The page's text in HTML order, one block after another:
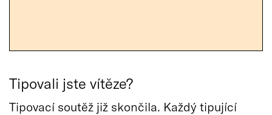
Tipovali jste vítěze?
Tipovací soutěž již skončila. Každý tipující